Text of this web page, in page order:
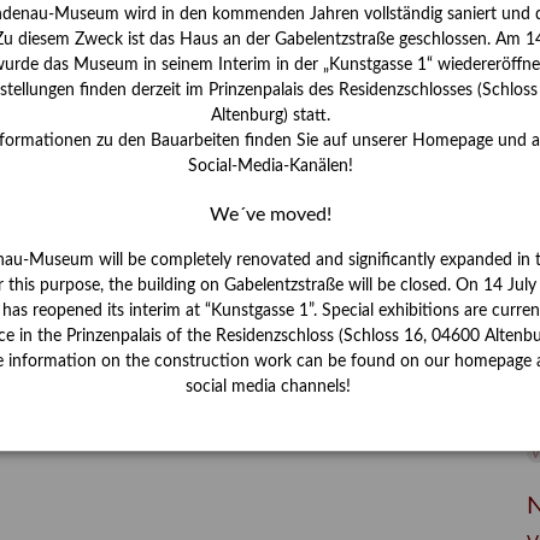
Museum wird in den kommenden Jahren vollständig saniert und
diesem Zweck ist das Haus an der Gabelentzstraße geschlossen. Am
das Museum in seinem Interim in der „Kunstgasse 1“
finden derzeit im Prinzenpalais des Residenzschlosses
Altenburg) statt.
zu den Bauarbeiten finden Sie auf unserer Homepage und
Social-Media-Kanälen!
We´ve moved!
Museum will be completely renovated and significantly expanded in
this purpose, the building on Gabelentzstraße will be closed. On 14
reopened its interim at “Kunstgasse 1”. Special exhibitions are
in the Prinzenpalais of the Residenzschloss (Schloss 16, 04600
information on the construction work can be found on our homepage
social media channels!